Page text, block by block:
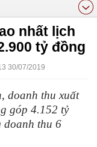
nhất lịch
tỷ đồng
30/07/2019
doanh thu xuất
góp 4.152 tỷ
doanh thu 6